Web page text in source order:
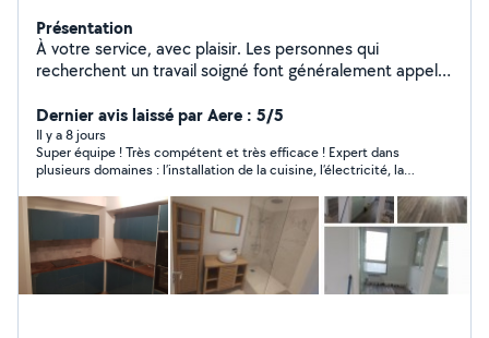
Présentation
À votre service, avec plaisir. Les personnes qui
recherchent un travail soigné font généralement appel à
Dernier avis laissé par Aere : 5/5
Il y a 8 jours
Super équipe ! Très compétent et très efficace ! Expert dans
plusieurs domaines : l’installation de la cuisine, l’électricité, la
cuisine! Merci beaucoup et à la prochaine fois !